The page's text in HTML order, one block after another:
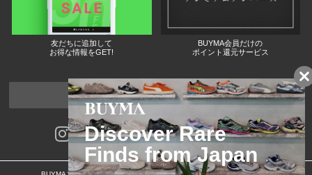
友だちに追加して
お得な情報をGET!
BUYMA会員だけの
ポイント還元サービス
ページトップへ